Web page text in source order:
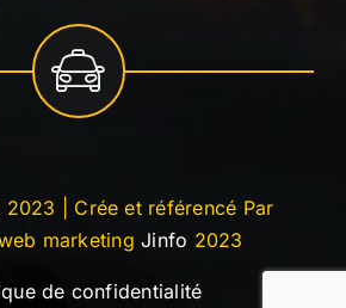
| Crée et référencé Par
web marketingJinfo 2023
de confidentialité